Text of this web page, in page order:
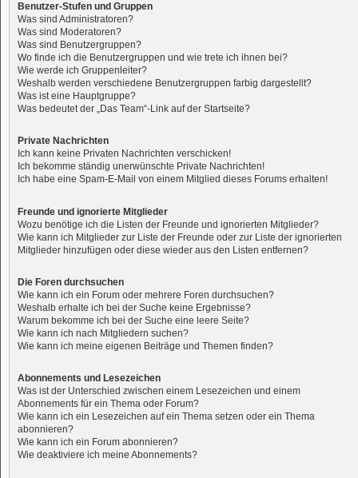
Benutzer-Stufen und Gruppen
Was sind Administratoren?
Was sind Moderatoren?
Was sind Benutzergruppen?
Wo finde ich die Benutzergruppen und wie trete ich ihnen bei?
Wie werde ich Gruppenleiter?
Weshalb werden verschiedene Benutzergruppen farbig dargestellt?
Was ist eine Hauptgruppe?
Was bedeutet der „Das Team“-Link auf der Startseite?
Private Nachrichten
Ich kann keine Privaten Nachrichten verschicken!
Ich bekomme ständig unerwünschte Private Nachrichten!
Ich habe eine Spam-E-Mail von einem Mitglied dieses Forums erhalten!
Freunde und ignorierte Mitglieder
Wozu benötige ich die Listen der Freunde und ignorierten Mitglieder?
Wie kann ich Mitglieder zur Liste der Freunde oder zur Liste der ignorierten
Mitglieder hinzufügen oder diese wieder aus den Listen entfernen?
Die Foren durchsuchen
Wie kann ich ein Forum oder mehrere Foren durchsuchen?
Weshalb erhalte ich bei der Suche keine Ergebnisse?
Warum bekomme ich bei der Suche eine leere Seite?
Wie kann ich nach Mitgliedern suchen?
Wie kann ich meine eigenen Beiträge und Themen finden?
Abonnements und Lesezeichen
Was ist der Unterschied zwischen einem Lesezeichen und einem
Abonnements für ein Thema oder Forum?
Wie kann ich ein Lesezeichen auf ein Thema setzen oder ein Thema
abonnieren?
Wie kann ich ein Forum abonnieren?
Wie deaktiviere ich meine Abonnements?